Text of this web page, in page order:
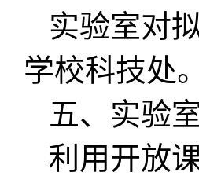
实验室对
学校科技处。
五、实验
利用开放